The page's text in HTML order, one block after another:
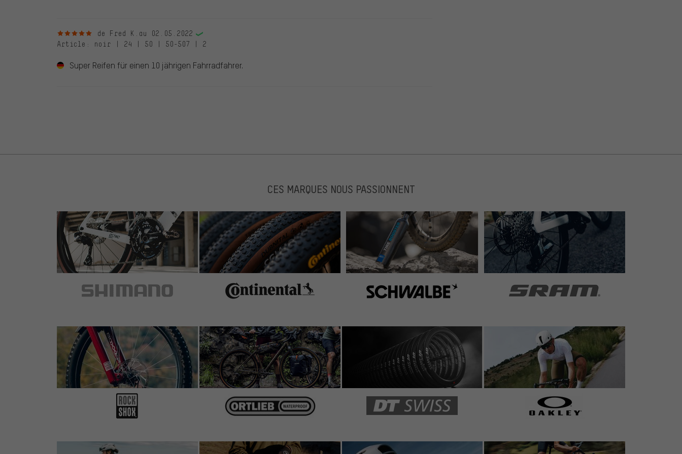
5 sur 5 étoilesde Fred K. au 02.05.2022
Article : noir | 24 | 50 | 50-507 | 2
Super Reifen für einen 10 jährigen Fahrradfahrer.
CES MARQUES NOUS PASSIONNENT